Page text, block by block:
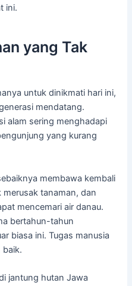
ini.
yang Tak
untuk dinikmati hari ini,
mendatang.
alam sering menghadapi
yang kurang
membawa kembali
tanaman, dan
mencemari air danau.
bertahun-tahun
biasa ini. Tugas manusia
baik.
jantung hutan Jawa